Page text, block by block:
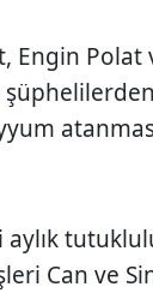
Polat
aylık
Can ve